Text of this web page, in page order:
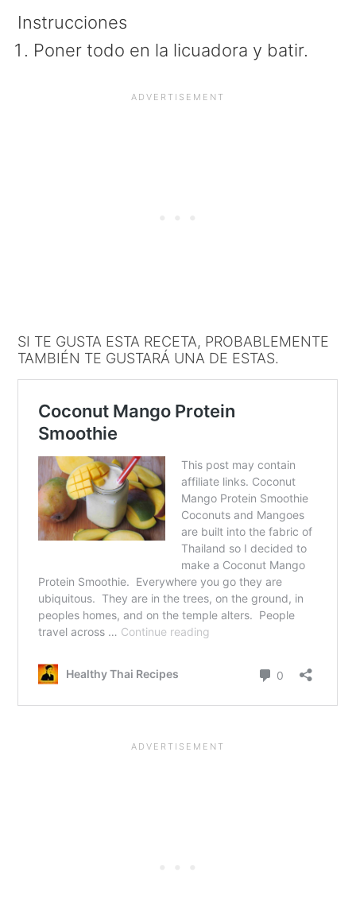
Instrucciones
Poner todo en la licuadora y batir.
SI TE GUSTA ESTA RECETA, PROBABLEMENTE
TAMBIÉN TE GUSTARÁ UNA DE ESTAS.